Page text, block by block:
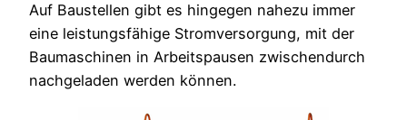
Auf Baustellen gibt es hingegen nahezu immer
eine leistungsfähige Stromversorgung, mit der
Baumaschinen in Arbeitspausen zwischendurch
nachgeladen werden können.